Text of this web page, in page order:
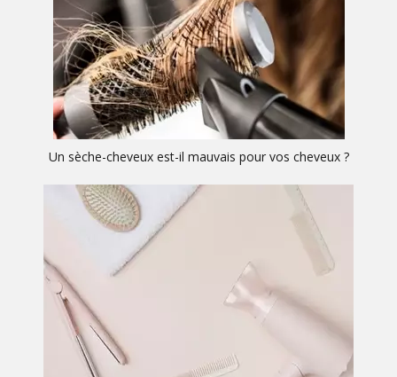
Un sèche-cheveux est-il mauvais pour vos cheveux ?